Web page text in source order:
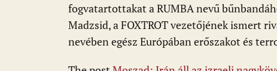
fogvatartottakat a RUMBA nevű
Madzsid, a FOXTROT vezetőjének ismert
nevében egész Európában erőszakot és